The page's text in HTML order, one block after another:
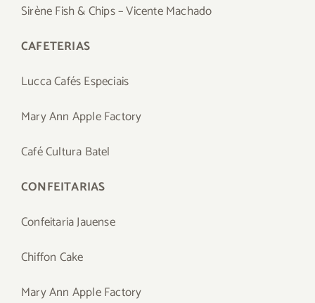
Sirène Fish & Chips – Vicente Machado
CAFETERIAS
Lucca Cafés Especiais
Mary Ann Apple Factory
Café Cultura Batel
CONFEITARIAS
Confeitaria Jauense
Chiffon Cake
Mary Ann Apple Factory